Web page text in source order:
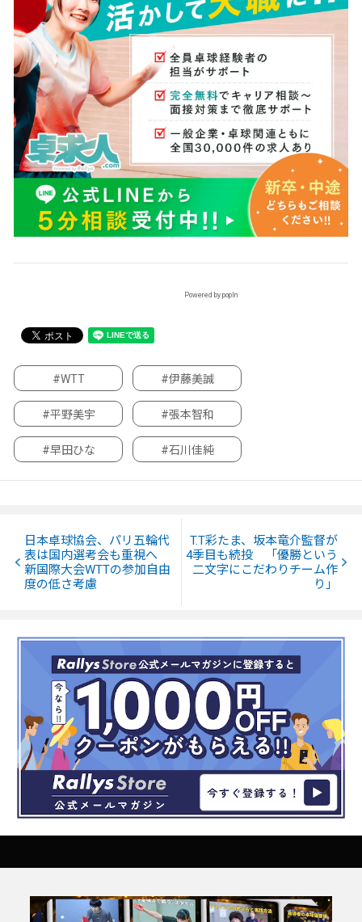
Powered by popIn
#WTT #伊藤美誠
#平野美宇 #張本智和
#早田ひな #石川佳純
日本卓球協会、パリ五輪代
表は国内選考会も重視へ
新国際大会WTTの参加自由
度の低さ考慮
T.T彩たま、坂本竜介監督が
4季目も続投 「優勝という
二文字にこだわりチーム作
り」